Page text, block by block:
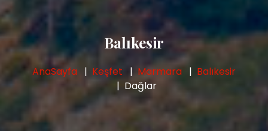
Balıkesir
AnaSayfa Keşfet Marmara
Balıkesir
Dağlar